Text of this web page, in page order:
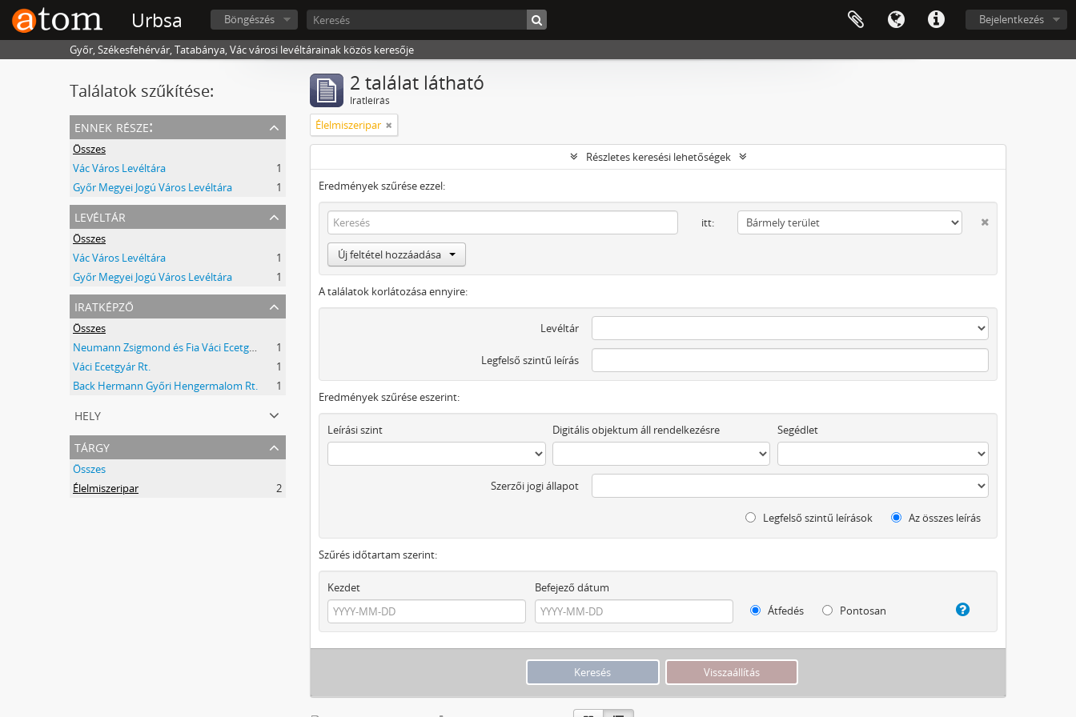
Urbsa Bejelentkezés
Böngészés
Győr, Székesfehérvár, Tatabánya, Vác városi levéltárainak közös keresője
Találatok szűkítése:
ennek része:
Összes
Vác Város Levéltára
1
Győr Megyei Jogú Város Levéltára
1
levéltár
Összes
Vác Város Levéltára
1
Győr Megyei Jogú Város Levéltára
1
iratképző
Összes
Neumann Zsigmond és Fia Váci Ecetgyár
1
Váci Ecetgyár Rt.
1
Back Hermann Győri Hengermalom Rt.
1
hely
tárgy
Összes
Élelmiszeripar
2
2 találat látható
Iratleírás
Élelmiszeripar
Részletes keresési lehetőségek
Eredmények szűrése ezzel:
itt:
Új feltétel hozzáadása
A találatok korlátozása ennyire:
Levéltár
Legfelső szintű leírás
Eredmények szűrése eszerint:
Leírási szint Digitális objektum áll rendelkezésre Segédlet
Szerzői jogi állapot
Legfelső szintű leírások Az összes leírás
Szűrés időtartam szerint:
Kezdet
Befejező dátum
Átfedés
Pontosan